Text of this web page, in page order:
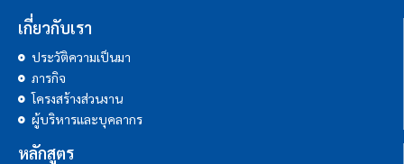
เกี่ยวกับเรา
ประวัติความเป็นมา
ภารกิจ
โครงสร้างส่วนงาน
ผู้บริหารและบุคลากร
หลักสูตร